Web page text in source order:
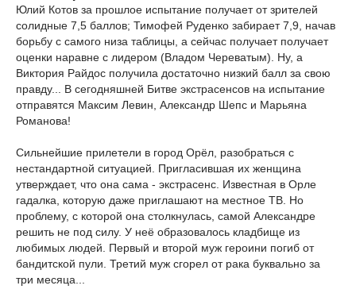
Юлий Котов за прошлое испытание получает от зрителей
солидные 7,5 баллов; Тимофей Руденко забирает 7,9, начав
борьбу с самого низа таблицы, а сейчас получает получает
оценки наравне с лидером (Владом Череватым). Ну, а
Виктория Райдос получила достаточно низкий балл за свою
правду... В сегодняшней Битве экстрасенсов на испытание
отправятся Максим Левин, Александр Шепс и Марьяна
Романова!
Сильнейшие прилетели в город Орёл, разобраться с
нестандартной ситуацией. Пригласившая их женщина
утверждает, что она сама - экстрасенс. Известная в Орле
гадалка, которую даже приглашают на местное ТВ. Но
проблему, с которой она столкнулась, самой Александре
решить не под силу. У неё образовалось кладбище из
любимых людей. Первый и второй муж героини погиб от
бандитской пули. Третий муж сгорел от рака буквально за
три месяца...